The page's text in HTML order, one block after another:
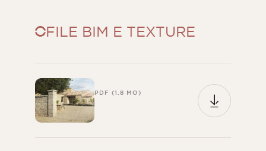
FILE BIM E TEXTURE
PDF (1.8 MO)